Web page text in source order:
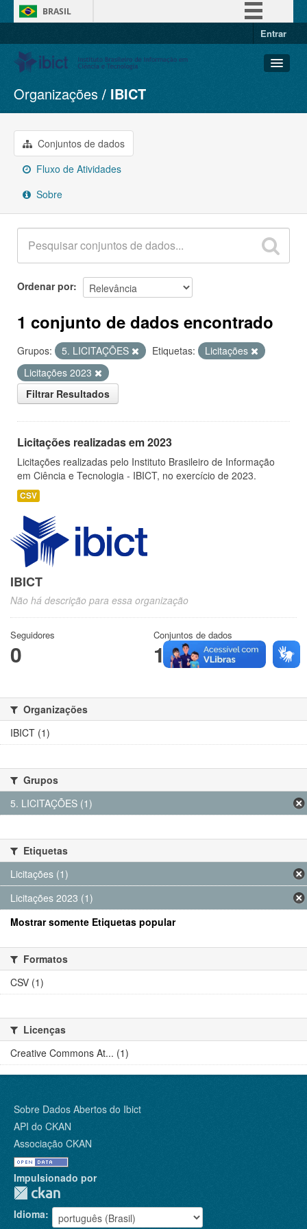
BRASIL
Entrar
Conjuntos de dados
Organizações
Grupos
Sobre
Organizações IBICT
Conjuntos de dados
Fluxo de Atividades
Sobre
Ordenar por
1 conjunto de dados encontrado
Grupos: 5. LICITAÇÕES Etiquetas:
Licitações
Licitações 2023
Filtrar Resultados
Licitações realizadas em 2023
Licitações realizadas pelo Instituto Brasileiro de Informação
em Ciência e Tecnologia - IBICT, no exercício de 2023.
CSV
IBICT
Não há descrição para essa organização
Seguidores
0
Conjuntos de dados
1
Organizações
IBICT (1)
Grupos
5. LICITAÇÕES (1)
Etiquetas
Licitações (1)
Licitações 2023 (1)
Mostrar somente Etiquetas popular
Formatos
CSV (1)
Licenças
Creative Commons At... (1)
Sobre Dados Abertos do Ibict
API do CKAN
Associação CKAN
Impulsionado por
Idioma